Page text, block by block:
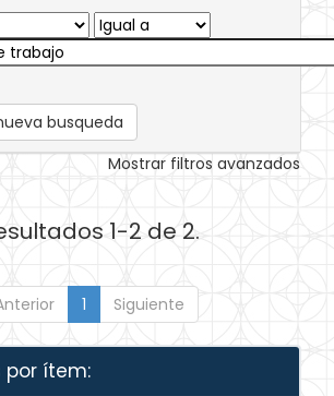
busqueda
Mostrar filtros avanzados
1-2 de 2.
1 Siguiente
por ítem: